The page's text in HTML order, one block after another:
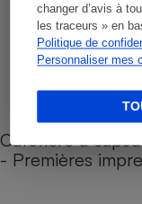
changer d’avis à
les traceurs » en
Politique de
Personnaliser mes
Cafetière à
- Premières